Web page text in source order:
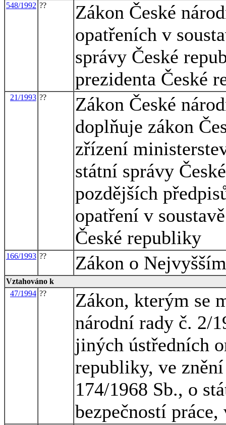
548/1992 ??
Zákon České
opatřeních v
správy České
prezidenta České
21/1993 ??
Zákon České
doplňuje zákon
zřízení
státní správy
pozdějších
opatření v
České republiky
166/1993 ?? Zákon o
Vztahováno k
47/1994 ??
Zákon, kterým se
národní rady č. 2/
jiných ústředních
republiky, ve
174/1968 Sb., o
bezpečností